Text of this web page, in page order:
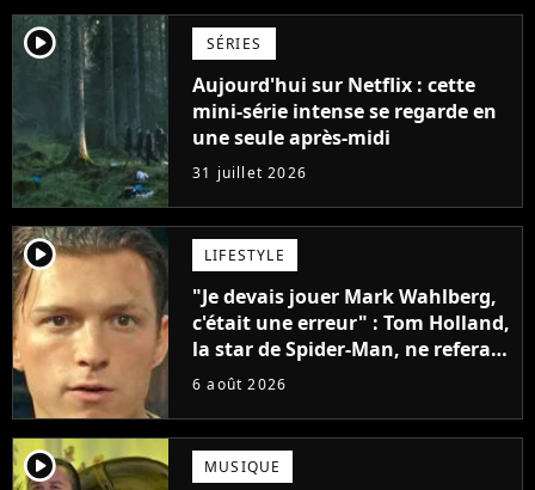
player2 SÉRIES
Aujourd'hui sur Netflix : cette
mini-série intense se regarde en
une seule après-midi
31 juillet 2026
player2 LIFESTYLE
"Je devais jouer Mark Wahlberg,
c'était une erreur" : Tom Holland,
la star de Spider-Man, ne referait
pas ce blockbuster
6 août 2026
player2 MUSIQUE